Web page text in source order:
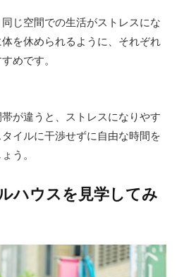
じ空間での生活がストレスにな
を休められるように、それぞれ
めです。
が違うと、ストレスになりやす
イルに干渉せずに自由な時間を
う。
ハウスを見学してみ